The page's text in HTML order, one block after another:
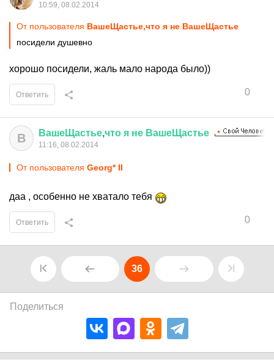
10:59, 08.02.2014
От пользователя ВашеЩастье,что я не ВашеЩастье
посидели душевно
хорошо посидели, жаль мало народа было))
0
Ответить
В ВашеЩастье,что я не ВашеЩастье
11:16, 08.02.2014
От пользователя Georg* II
даа , особенно не хватало тебя
0
Ответить
36
Поделиться